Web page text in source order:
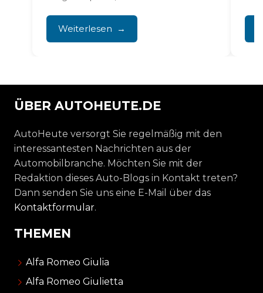
Verkabelungsprobleme verursacht,
was dazu führt, dass...
Weiterlesen
ÜBER AUTOHEUTE.DE
AutoHeute versorgt Sie regelmäßig mit den
interessantesten Nachrichten aus der
Automobilbranche. Möchten Sie mit der
Redaktion dieses Auto-Blogs in Kontakt treten?
Dann senden Sie uns eine E-Mail über das
Kontaktformular.
THEMEN
Alfa Romeo Giulia
Alfa Romeo Giulietta